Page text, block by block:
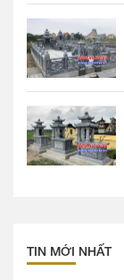
TIN MỚI NHẤT